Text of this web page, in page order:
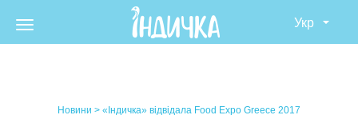
content
Toggle navigation
Новини > «Індичка» відвідала Food Expo Greece 2017